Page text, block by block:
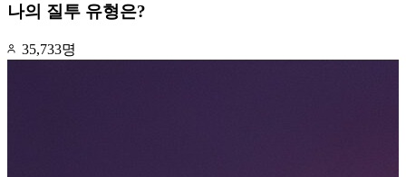
나의 질투 유형은?
35,733명